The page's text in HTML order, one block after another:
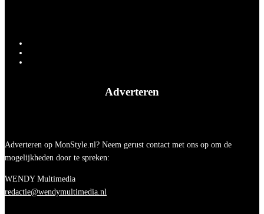
Adverteren
Adverteren op MonStyle.nl? Neem gerust contact met ons op om de
mogelijkheden door te spreken:
WENDY Multimedia
redactie@wendymultimedia.nl